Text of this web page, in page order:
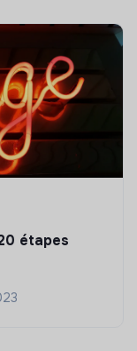
étapes